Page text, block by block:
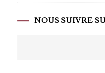
NOUS SUIVRE